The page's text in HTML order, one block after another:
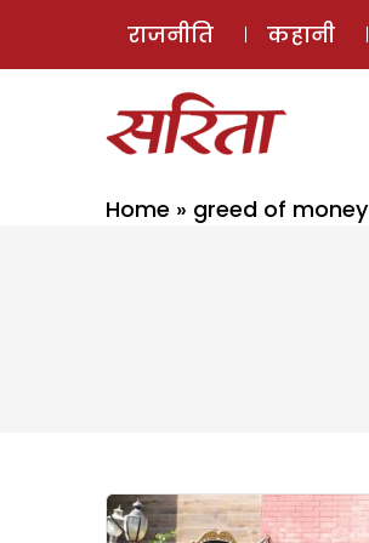
राजनीति कहानी
Home » greed of money